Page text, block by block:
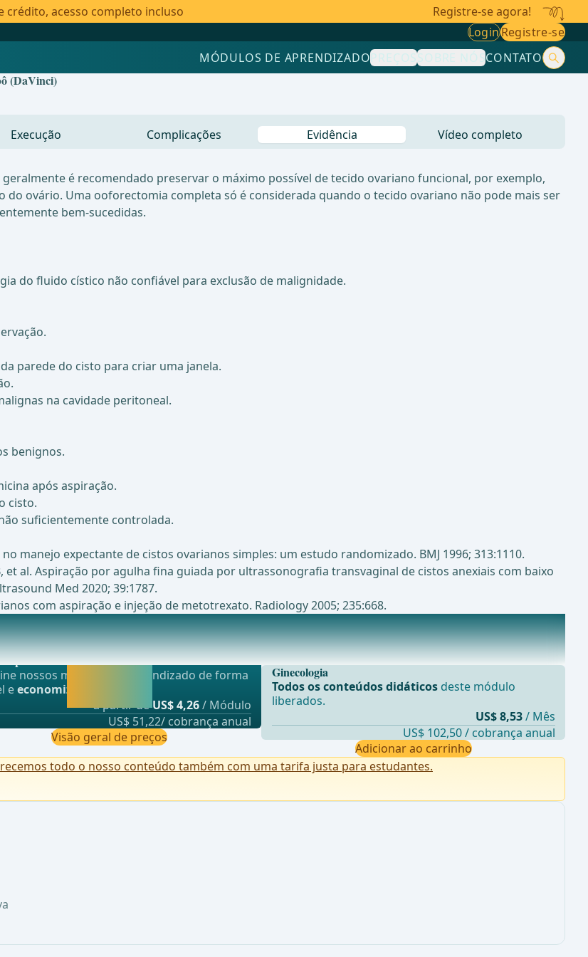
crédito, acesso completo incluso Registre-se agora!
LoginRegistre-se
MÓDULOS DE APRENDIZADOPREÇOSSOBRE NÓSCONTATO
(DaVinci)
Execução Complicações Evidência Vídeo completo
é recomendado preservar o máximo possível de tecido ovariano funcional, por exemplo,
ovário. Uma ooforectomia completa só é considerada quando o tecido ovariano não pode mais ser
bem-sucedidas.
do fluido cístico não confiável para exclusão de malignidade.
parede do cisto para criar uma janela.
na cavidade peritoneal.
benignos.
após aspiração.
cisto.
suficientemente controlada.
manejo expectante de cistos ovarianos simples: um estudo randomizado. BMJ 1996; 313:1110.
et al. Aspiração por agulha fina guiada por ultrassonografia transvaginal de cistos anexiais com baixo
Med 2020; 39:1787.
com aspiração e injeção de metotrexato. Radiology 2005; 235:668.
por cistectomia ovarianaRuptura de ci
mais popular
Sparflex
nossos módulos de aprendizado de forma
eeconomize até 50%
a partir deUS$ 4,26/ Módulo
US$ 51,22/ cobrança anual
Visão geral de preços
Ginecologia
Todos os conteúdos didáticosdeste módulo
liberados.
US$ 8,53 / Mês
US$ 102,50 / cobrança anual
Adicionar ao carrinho
todo o nosso conteúdo também com uma tarifa justa para estudantes.